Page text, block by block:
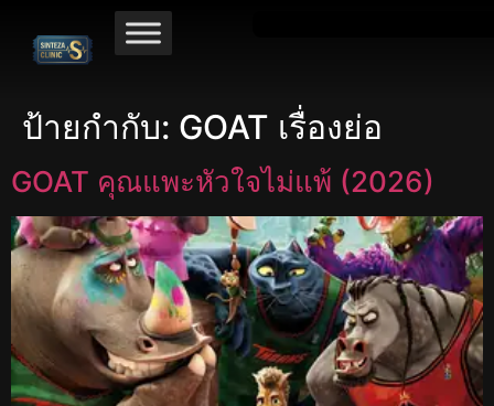
ป้ายกำกับ: GOAT เรื่องย่อ
GOAT คุณแพะหัวใจไม่แพ้ (2026)